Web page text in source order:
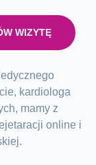
WIZYTĘ